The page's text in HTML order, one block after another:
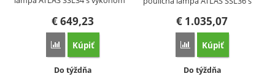
€649,23
Porovnať
Kúpiť
Dostupnosť:
Do týždňa
€ 1.035,07
Porovnať
Kúpiť
Dostupnosť:
Do týždňa